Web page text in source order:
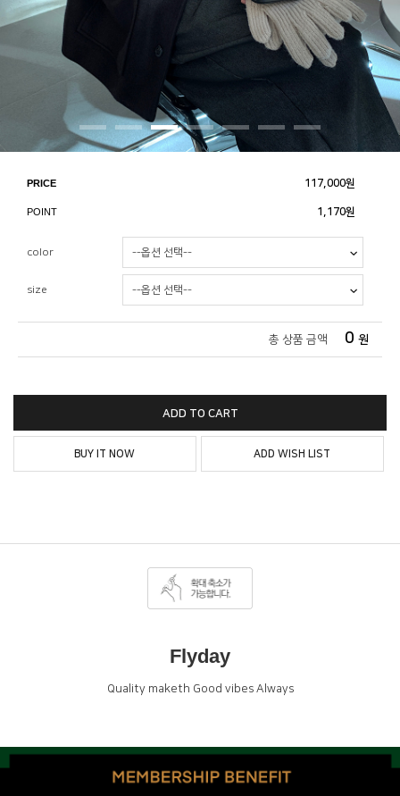
PRICE 117,000원
POINT 1,170원
color
size
총 상품 금액 0 원
ADD TO CART
BUY IT NOW ADD WISH LIST
Flyday
Quality maketh Good vibes Always